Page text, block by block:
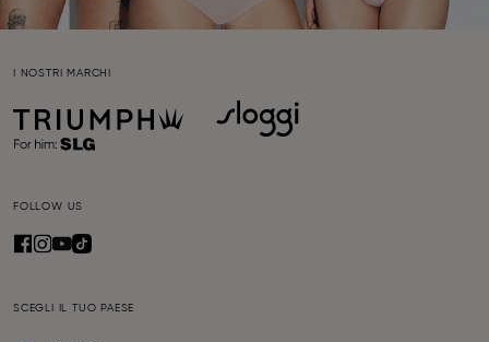
I NOSTRI MARCHI
FOLLOW US
SCEGLI IL TUO PAESE